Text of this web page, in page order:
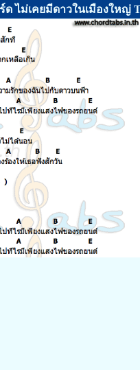
ไม่เคยมีดาวในเมืองใหญ่